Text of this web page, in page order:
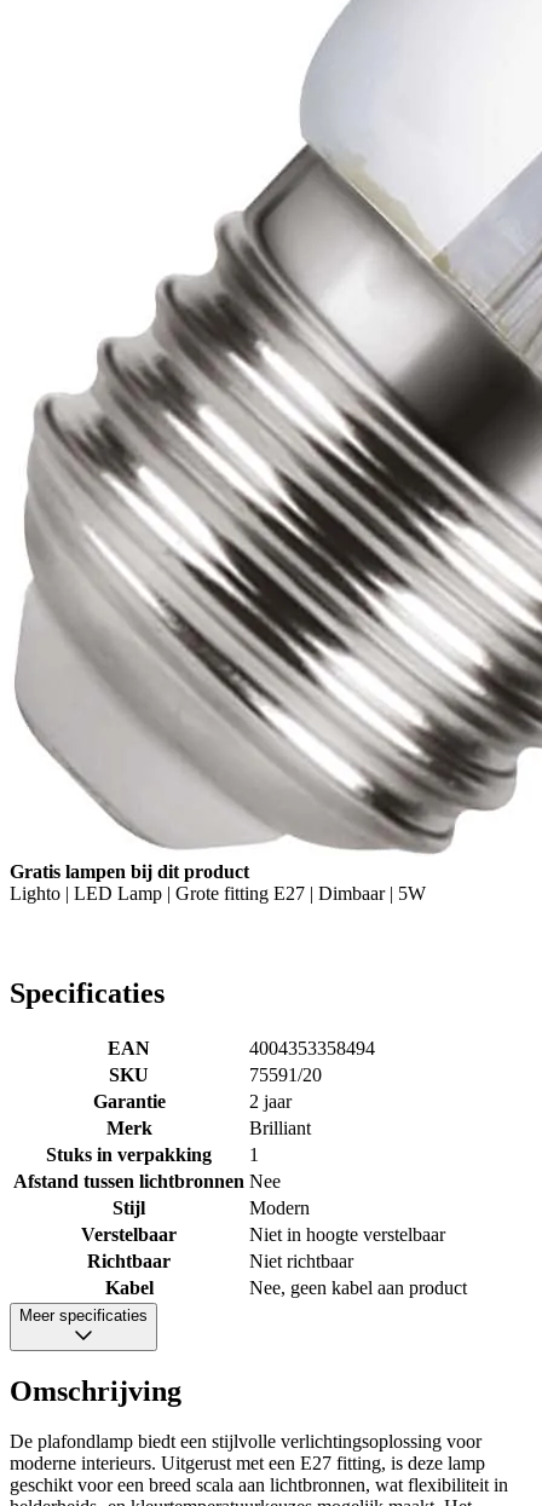
Gratis lampen bij dit product
Lighto | LED Lamp | Grote fitting E27 | Dimbaar | 5W
Specificaties
EAN
4004353358494
SKU
75591/20
Garantie
2 jaar
Merk
Brilliant
Stuks in verpakking
1
Afstand tussen lichtbronnen Nee
Stijl
Modern
Verstelbaar
Niet in hoogte verstelbaar
Richtbaar
Niet richtbaar
Kabel
Nee, geen kabel aan product
Meer specificaties
Omschrijving
De plafondlamp biedt een stijlvolle verlichtingsoplossing voor
moderne interieurs. Uitgerust met een E27 fitting, is deze lamp
geschikt voor een breed scala aan lichtbronnen, wat flexibiliteit in